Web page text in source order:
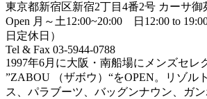
東京都新宿区新宿2丁目4番2号 カーサ御
Open 月～土12:00~20:00 日12:00 to
日定休日）
Tel & Fax 03-5944-0788
1997年6月に大阪・南船場にメンズセレ
”ZABOU （ザボウ）“をOPEN。リゾル
ス、パラブーツ、バッグンナウン、ガ